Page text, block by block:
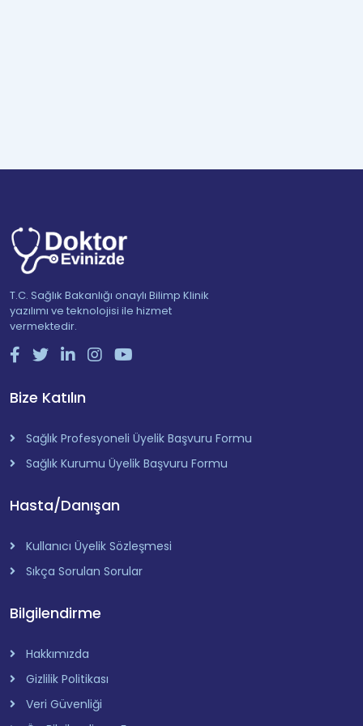
T.C. Sağlık Bakanlığı onaylı Bilimp Klinik
yazılımı ve teknolojisi ile hizmet
vermektedir.
Bize Katılın
Sağlık Profesyoneli Üyelik Başvuru Formu
Sağlık Kurumu Üyelik Başvuru Formu
Hasta/Danışan
Kullanıcı Üyelik Sözleşmesi
Sıkça Sorulan Sorular
Bilgilendirme
Hakkımızda
Gizlilik Politikası
Veri Güvenliği